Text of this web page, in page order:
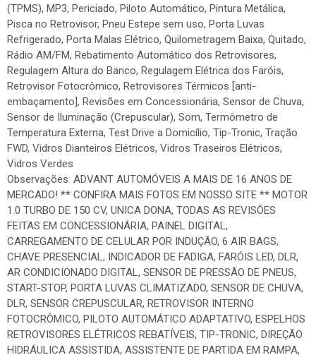
(TPMS), MP3, Periciado, Piloto Automático, Pintura Metálica,
Pisca no Retrovisor, Pneu Estepe sem uso, Porta Luvas
Refrigerado, Porta Malas Elétrico, Quilometragem Baixa, Quitado,
Rádio AM/FM, Rebatimento Automático dos Retrovisores,
Regulagem Altura do Banco, Regulagem Elétrica dos Faróis,
Retrovisor Fotocrômico, Retrovisores Térmicos [anti-
embaçamento], Revisões em Concessionária, Sensor de Chuva,
Sensor de Iluminação (Crepuscular), Som, Termômetro de
Temperatura Externa, Test Drive a Domicílio, Tip-Tronic, Tração
FWD, Vidros Dianteiros Elétricos, Vidros Traseiros Elétricos,
Vidros Verdes
Observações: ADVANT AUTOMÓVEIS A MAIS DE 16 ANOS DE
MERCADO! ** CONFIRA MAIS FOTOS EM NOSSO SITE ** MOTOR
1.0 TURBO DE 150 CV, UNICA DONA, TODAS AS REVISÕES
FEITAS EM CONCESSIONÁRIA, PAINEL DIGITAL,
CARREGAMENTO DE CELULAR POR INDUÇÃO, 6 AIR BAGS,
CHAVE PRESENCIAL, INDICADOR DE FADIGA, FARÓIS LED, DLR,
AR CONDICIONADO DIGITAL, SENSOR DE PRESSÃO DE PNEUS,
START-STOP, PORTA LUVAS CLIMATIZADO, SENSOR DE CHUVA,
DLR, SENSOR CREPUSCULAR, RETROVISOR INTERNO
FOTOCRÔMICO, PILOTO AUTOMÁTICO ADAPTATIVO, ESPELHOS
RETROVISORES ELÉTRICOS REBATÍVEIS, TIP-TRONIC, DIREÇÃO
HIDRÁULICA ASSISTIDA, ASSISTENTE DE PARTIDA EM RAMPA,